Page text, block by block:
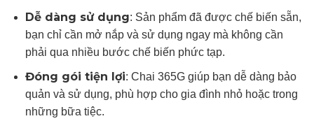
Dễ dàng sử dụng: Sản phẩm đã được chế biến sẵn,
bạn chỉ cần mở nắp và sử dụng ngay mà không cần
phải qua nhiều bước chế biến phức tạp.
Đóng gói tiện lợi: Chai 365G giúp bạn dễ dàng bảo
quản và sử dụng, phù hợp cho gia đình nhỏ hoặc trong
những bữa tiệc.